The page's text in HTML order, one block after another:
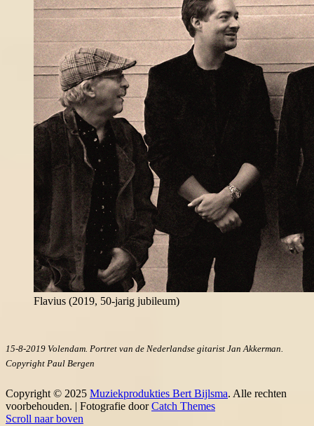
Flavius (2019, 50-jarig jubileum)
15-8-2019 Volendam. Portret van de Nederlandse gitarist Jan Akkerman.
Copyright Paul Bergen
Copyright © 2025 Muziekprodukties Bert Bijlsma. Alle rechten
voorbehouden. | Fotografie doorCatch Themes
Scroll naar boven